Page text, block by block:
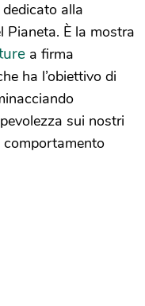
alla
È la mostra
a firma
ha l’obiettivo di
sui nostri